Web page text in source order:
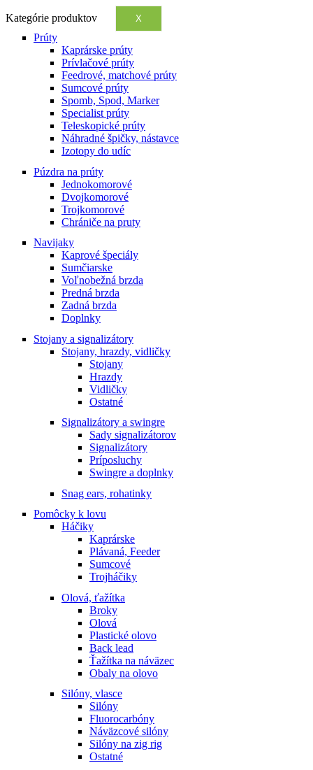
Kategórie produktov X
Prúty
Kaprárske prúty
Prívlačové prúty
Feedrové, matchové prúty
Sumcové prúty
Spomb, Spod, Marker
Specialist prúty
Teleskopické prúty
Náhradné špičky, nástavce
Izotopy do udíc
Púzdra na prúty
Jednokomorové
Dvojkomorové
Trojkomorové
Chrániče na pruty
Navijaky
Kaprové špeciály
Sumčiarske
Voľnobežná brzda
Predná brzda
Zadná brzda
Doplnky
Stojany a signalizátory
Stojany, hrazdy, vidličky
Stojany
Hrazdy
Vidličky
Ostatné
Signalizátory a swingre
Sady signalizátorov
Signalizátory
Príposluchy
Swingre a doplnky
Snag ears, rohatinky
Pomôcky k lovu
Háčiky
Kaprárske
Plávaná, Feeder
Sumcové
Trojháčiky
Olová, ťažítka
Broky
Olová
Plastické olovo
Back lead
Ťažítka na náväzec
Obaly na olovo
Silóny, vlasce
Silóny
Fluorocarbóny
Náväzcové silóny
Silóny na zig rig
Ostatné